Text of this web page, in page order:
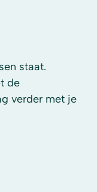
staat.
de
verder met je